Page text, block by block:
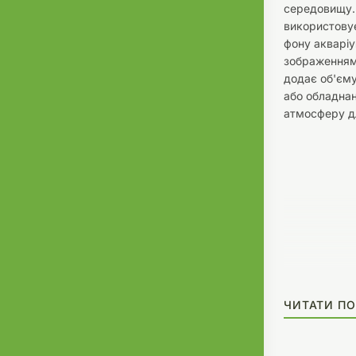
середовищу.
фону
додає
або
атмосферу
ЧИТАТИ